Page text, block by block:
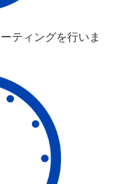
ティングを行いま